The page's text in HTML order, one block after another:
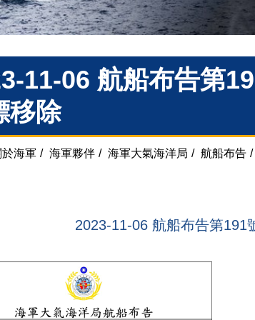
11-06 航船布告第
移除
於海軍 / 海軍夥伴 / 海軍大氣海洋局 / 航船布告 /
2023-11-06 航船布告第191